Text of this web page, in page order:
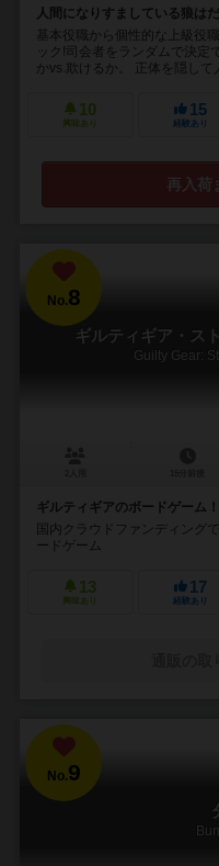
人間になりすましている狼は
基本役職から個性的な上級役
ック!司会者をランダムで決
かvs.欺けるか。 正体を隠して
10
興味あり
15
経験あり
再入荷
No.8
ギルティギア・ス
Guilty Gear:
ギルティギアのボードゲーム！
国内クラウドファンディング
ードゲーム
13
興味あり
17
経験あり
No.9